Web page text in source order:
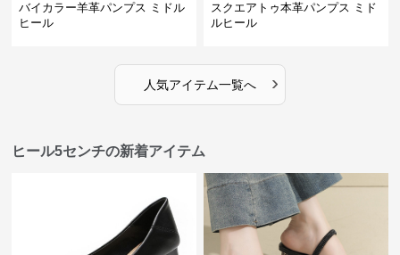
バイカラー羊革パンプス ミドル
ヒール
スクエアトゥ本革パンプス ミド
ルヒール
人気アイテム一覧へ ›
ヒール5センチの新着アイテム